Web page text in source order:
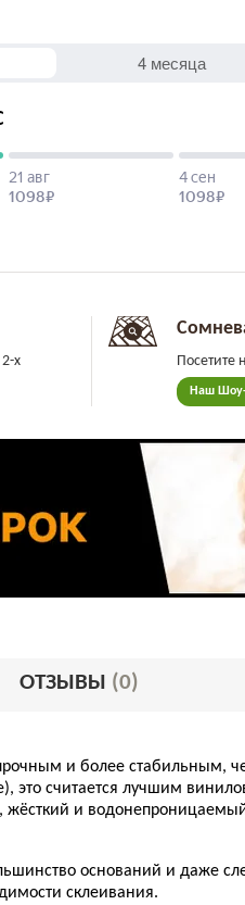
х
Посетите
Наш
ОТЗЫВЫ (0)
и более стабильным,
это считается лучшим
и
оснований и даже
склеивания.